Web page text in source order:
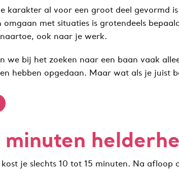
karakter al voor een groot deel gevormd
omgaan met situaties is grotendeels
ook naar je werk.
we bij het zoeken naar een baan vaak
hebben opgedaan. Maar wat als je juist
minuten
kost je slechts 10 tot 15 minuten. Na